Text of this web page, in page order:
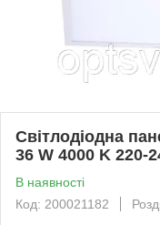
Світлодіодна
36 W 4000 K 220-
В наявності
Код: 200021182